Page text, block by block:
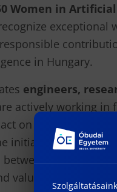
Women in
exceptional
in Hungary.
engineers,
actively working in
on
initiative also seeks
between individuals
value-driven